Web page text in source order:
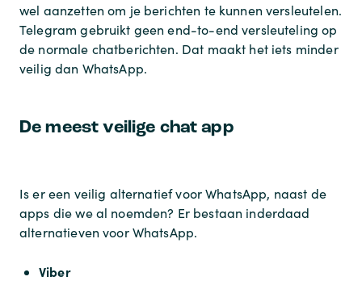
wel aanzetten om je berichten te kunnen versleutelen.
Telegram gebruikt geen end-to-end versleuteling op
de normale chatberichten. Dat maakt het iets minder
veilig dan WhatsApp.
De meest veilige chat app
Is er een veilig alternatief voor WhatsApp, naast de
apps die we al noemden? Er bestaan inderdaad
alternatieven voor WhatsApp.
Viber